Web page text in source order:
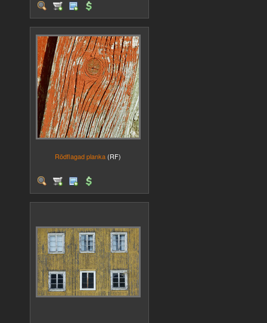
Rödflagad planka (RF)